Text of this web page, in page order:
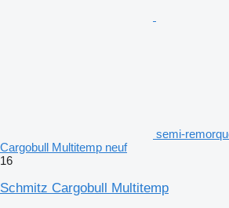
semi-
Cargobull Multitemp neuf
16
Schmitz Cargobull Multitemp